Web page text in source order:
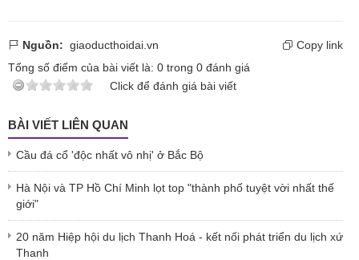
Nguồn: giaoducthoidai.vn
Copy link
Tổng số điểm của bài viết là: 0 trong 0 đánh giá
Click để đánh giá bài viết
BÀI VIẾT LIÊN QUAN
Cầu đá cổ 'độc nhất vô nhị' ở Bắc Bộ
Hà Nội và TP Hồ Chí Minh lọt top "thành phố tuyệt vời nhất thế
giới"
20 năm Hiệp hội du lịch Thanh Hoá - kết nối phát triển du lịch xứ
Thanh